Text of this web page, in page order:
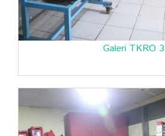
Galeri TKRO 3